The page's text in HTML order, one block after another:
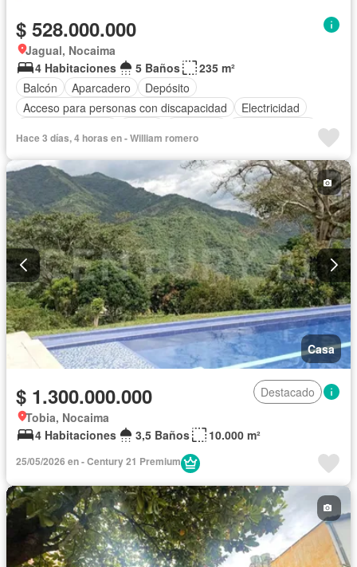
$ 528.000.000
Jagual, Nocaima
4 Habitaciones
5 Baños
235 m²
Balcón
Aparcadero
Depósito
Acceso para personas con discapacidad
Electricidad
Jacuzzi
Vista panorámica
Seguridad privada
Cuarto de servicio
Agua Patio
Hace 3 días, 4 horas en - William romero
Casa
$ 1.300.000.000
Destacado
Tobia, Nocaima
4 Habitaciones
3,5 Baños 10.000 m²
25/05/2026 en - Century 21 Premium